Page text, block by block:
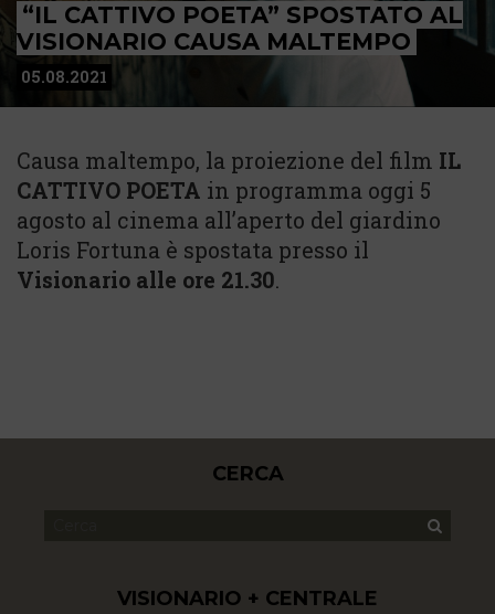
“IL CATTIVO POETA” SPOSTATO AL
VISIONARIO CAUSA MALTEMPO
05.08.2021
Causa maltempo, la proiezione del film IL
CATTIVO POETA in programma oggi 5
agosto al cinema all’aperto del giardino
Loris Fortuna è spostata presso il
Visionario alle ore 21.30.
CERCA
VISIONARIO + CENTRALE